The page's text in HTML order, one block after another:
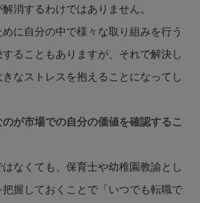
消するわけではありません。
に自分の中で様々な取り組みを行う
ることもありますが、それで解決し
なストレスを抱えることになってし
が市場での自分の価値を確認するこ
なくても、保育士や幼稚園教諭とし
握しておくことで「いつでも転職で